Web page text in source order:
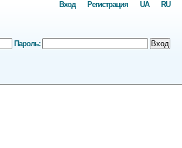
RU
UA
Регистрация
Вход
Пароль: Вход